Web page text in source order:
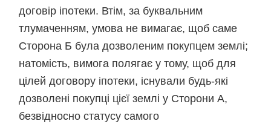
договір іпотеки. Втім, за буквальним
тлумаченням, умова не вимагає, щоб саме
Сторона Б була дозволеним покупцем землі;
натомість, вимога полягає у тому, щоб для
цілей договору іпотеки, існували будь-які
дозволені покупці цієї землі у Сторони А,
безвідносно статусу самого